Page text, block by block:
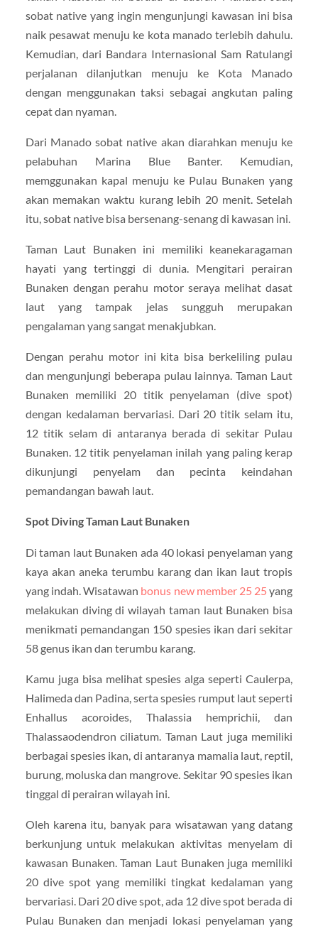
sobat native yang ingin mengunjungi kawasan ini bisa
naik pesawat menuju ke kota manado terlebih dahulu.
Kemudian, dari Bandara Internasional Sam Ratulangi
perjalanan dilanjutkan menuju ke Kota Manado
dengan menggunakan taksi sebagai angkutan paling
cepat dan nyaman.
Dari Manado sobat native akan diarahkan menuju ke
pelabuhan Marina Blue Banter. Kemudian,
memggunakan kapal menuju ke Pulau Bunaken yang
akan memakan waktu kurang lebih 20 menit. Setelah
itu, sobat native bisa bersenang-senang di kawasan ini.
Taman Laut Bunaken ini memiliki keanekaragaman
hayati yang tertinggi di dunia. Mengitari perairan
Bunaken dengan perahu motor seraya melihat dasat
laut yang tampak jelas sungguh merupakan
pengalaman yang sangat menakjubkan.
Dengan perahu motor ini kita bisa berkeliling pulau
dan mengunjungi beberapa pulau lainnya. Taman Laut
Bunaken memiliki 20 titik penyelaman (dive spot)
dengan kedalaman bervariasi. Dari 20 titik selam itu,
12 titik selam di antaranya berada di sekitar Pulau
Bunaken. 12 titik penyelaman inilah yang paling kerap
dikunjungi penyelam dan pecinta keindahan
pemandangan bawah laut.
Spot Diving Taman Laut Bunaken
Di taman laut Bunaken ada 40 lokasi penyelaman yang
kaya akan aneka terumbu karang dan ikan laut tropis
yang indah. Wisatawan bonus new member 25 25 yang
melakukan diving di wilayah taman laut Bunaken bisa
menikmati pemandangan 150 spesies ikan dari sekitar
58 genus ikan dan terumbu karang.
Kamu juga bisa melihat spesies alga seperti Caulerpa,
Halimeda dan Padina, serta spesies rumput laut seperti
Enhallus acoroides, Thalassia hemprichii, dan
Thalassaodendron ciliatum. Taman Laut juga memiliki
berbagai spesies ikan, di antaranya mamalia laut, reptil,
burung, moluska dan mangrove. Sekitar 90 spesies ikan
tinggal di perairan wilayah ini.
Oleh karena itu, banyak para wisatawan yang datang
berkunjung untuk melakukan aktivitas menyelam di
kawasan Bunaken. Taman Laut Bunaken juga memiliki
20 dive spot yang memiliki tingkat kedalaman yang
bervariasi. Dari 20 dive spot, ada 12 dive spot berada di
Pulau Bunaken dan menjadi lokasi penyelaman yang